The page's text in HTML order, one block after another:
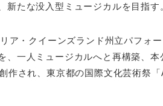
新たな没入型ミュージカルを目指す
ア・クイーンズランド州立パフォ
、一人ミュージカルへと再構築、
作され、東京都の国際文化芸術祭